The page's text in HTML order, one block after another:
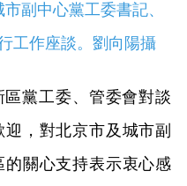
副中心黨工委書記、
工作座談。劉向陽攝
黨工委、管委會對談
，對北京市及城市副
關心支持表示衷心感